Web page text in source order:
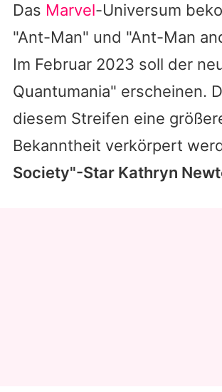
Das Marvel-Universum
"Ant-Man" und "Ant-Man
Im Februar 2023 soll der
Quantumania" erscheinen.
diesem Streifen eine
Bekanntheit verkörpert
Society"-Star Kathryn